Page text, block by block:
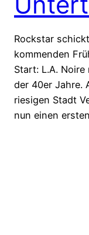
Rockstar
kommenden
Start: L.A.
der 40er Jahre.
riesigen Stadt
nun einen